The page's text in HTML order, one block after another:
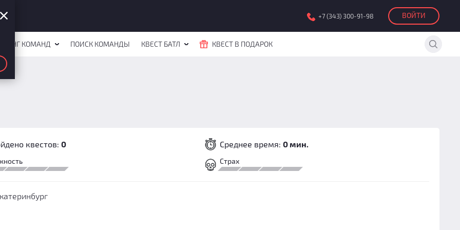
+7 (343) 300-91-98 ВОЙТИ
КОМАНД ПОИСК КОМАНДЫ КВЕСТ БАТЛ КВЕСТ В ПОДАРОК
квестов:0 Среднее время:0 мин.
Страх